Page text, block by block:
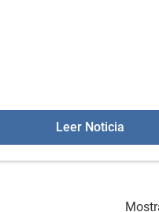
Leer Noticia